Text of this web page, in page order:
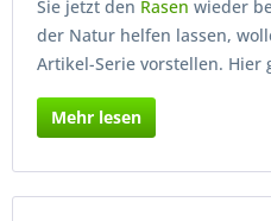
Sie jetzt den Rasen wieder
der Natur helfen lassen,
Artikel-Serie vorstellen. Hier
Mehr lesen